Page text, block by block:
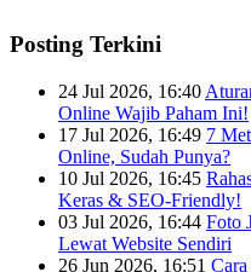
Posting Terkini
24 Jul 2026, 16:40
Online Wajib Paham Ini!
17 Jul 2026, 16:49 7
Online, Sudah Punya?
10 Jul 2026, 16:45
Keras & SEO-Friendly!
03 Jul 2026, 16:44 Foto
Lewat Website Sendiri
26 Jun 2026, 16:51